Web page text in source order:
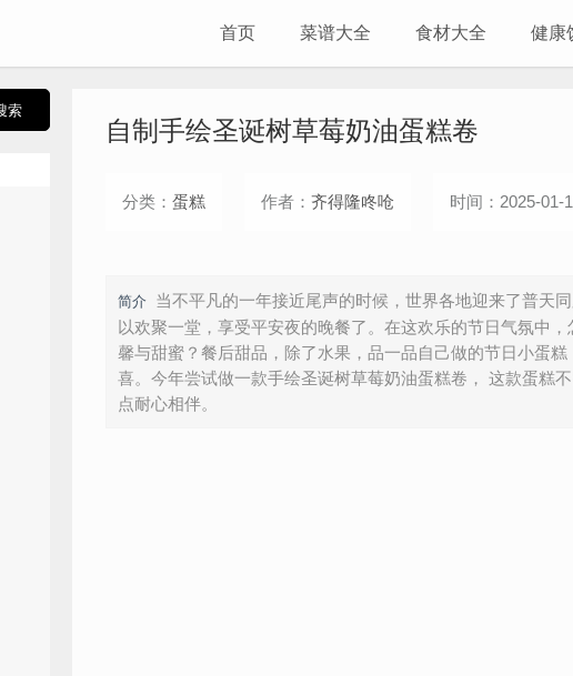
首页 菜谱大全 食材大全 健康
自制手绘圣诞树草莓奶油蛋糕卷
分类： 蛋糕 作者： 齐得隆咚呛 时间：2025-01-
简介
当不平凡的一年接近尾声的时候，世界各地迎来了普天
以欢聚一堂，享受平安夜的晚餐了。在这欢乐的节日气氛中
馨与甜蜜？餐后甜品，除了水果，品一品自己做的节日小蛋
喜。今年尝试做一款手绘圣诞树草莓奶油蛋糕卷， 这款蛋糕
点耐心相伴。